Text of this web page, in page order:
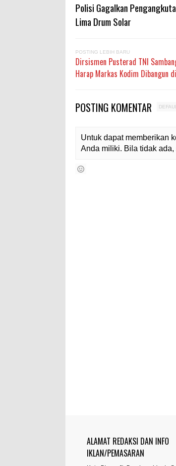
Polisi Gagalkan
Lima Drum Solar
POSTING LEBIH BARU
Dirsismen Pusterad TNI
Harap Markas Kodim Dibangun
POSTING KOMENTAR
Untuk dapat memberikan
Anda miliki. Bila tidak
ALAMAT REDAKSI DAN INFO
IKLAN/PEMASARAN